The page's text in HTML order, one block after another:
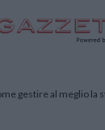
gestire al meglio la